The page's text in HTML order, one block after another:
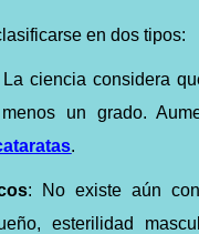
en dos tipos:
La ciencia considera
un grado.
.
: No existe aún
esterilidad